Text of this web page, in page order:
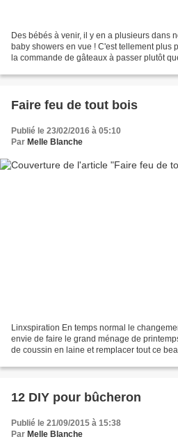
Des bébés à venir, il y en a plusieurs dans
baby showers en vue ! C'est tellement plus
la commande de gâteaux à passer plutôt
Faire feu de tout bois
Publié le 23/02/2016 à 05:10
Par Melle Blanche
Linxspiration En temps normal le
envie de faire le grand ménage de
de coussin en laine et remplacer tout ce
12 DIY pour bûcheron
Publié le 21/09/2015 à 15:38
Par Melle Blanche